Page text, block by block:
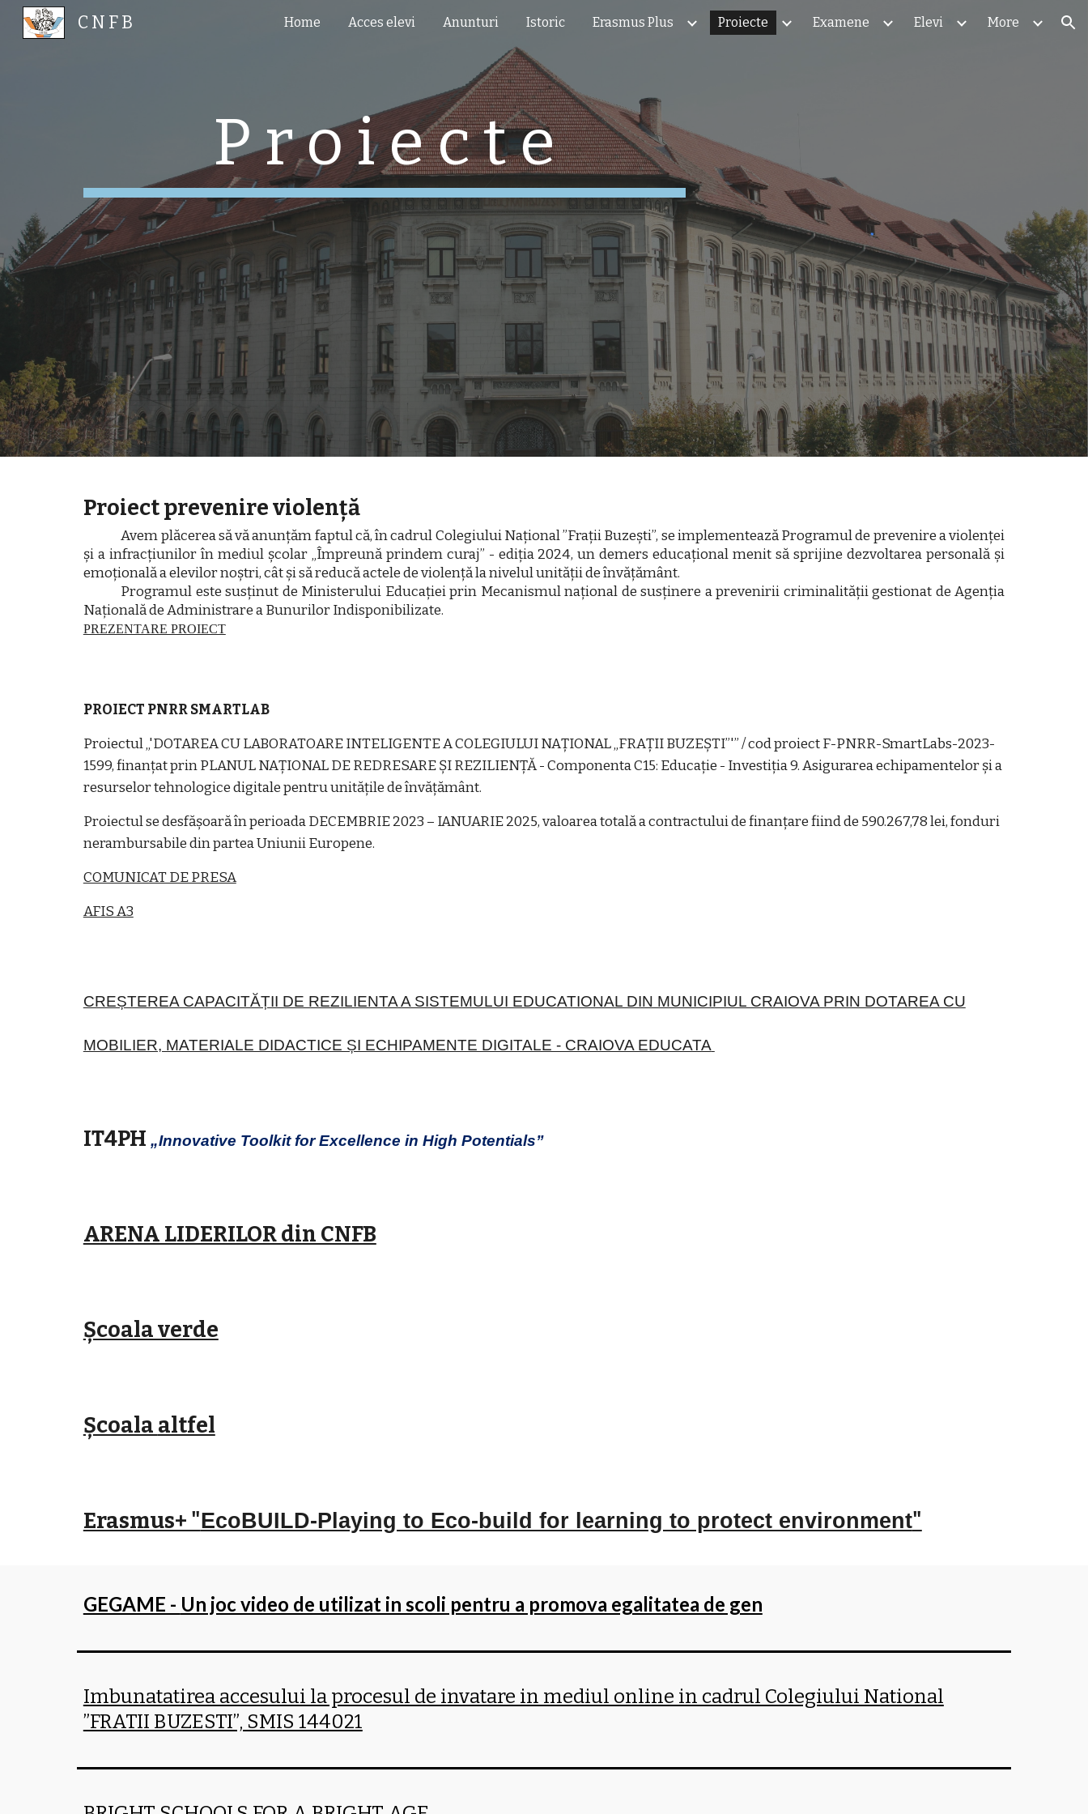
Skip to main content Skip to navigation
C N F B Home Acces elevi Anunturi Istoric Erasmus Plus Proiecte Examene Elevi More
P r o i e c t e
Proiectprevenire violență
Avem plăcerea să vă anunțăm faptul că, în cadrul Colegiului Național ”Frații Buzești”, se implementează Programul de prevenire a violenței
și a infracțiunilor în mediul școlar „Împreună prindem curaj” - ediția 2024, un demers educațional menit să sprijine dezvoltarea personală și
emoțională a elevilor noștri, cât și să reducă actele de violență la nivelul unității de învățământ.
Programul este susținut de Ministerului Educației prin Mecanismul național de susținere a prevenirii criminalității gestionat de Agenția
Națională de Administrare a Bunurilor Indisponibilizate.
PREZENTARE PROIECT
PROIECT PNRR SMARTLAB
Proiectul „'DOTAREA CU LABORATOARE INTELIGENTE A COLEGIULUI NAȚIONAL „FRAȚII BUZEȘTI”'” / cod proiect F-PNRR-SmartLabs-2023-
1599, finanțat prin PLANUL NAȚIONAL DE REDRESARE ȘI REZILIENȚĂ - Componenta C15: Educație - Investiția 9. Asigurarea echipamentelor și a
resurselor tehnologice digitale pentru unitățile de învățământ.
Proiectul se desfășoară în perioada DECEMBRIE 2023 – IANUARIE 2025, valoarea totală a contractului de finanțare fiind de 590.267,78 lei, fonduri
nerambursabile din partea Uniunii Europene.
COMUNICAT DE PRESA
AFIS A3
CREȘTEREA CAPACITĂȚII DE REZILIENTA A SISTEMULUI EDUCATIONAL DIN MUNICIPIUL CRAIOVA PRIN DOTAREA CU
MOBILIER, MATERIALE DIDACTICE ȘI ECHIPAMENTE DIGITALE - CRAIOVA EDUCATA
IT4PH „Innovative Toolkit for Excellence in High Potentials”
ARENA LIDERILOR din CNFB
Școala verde
Școala altfel
Erasmus+ "EcoBUILD-Playing to Eco-build for learning to protect environment"
GEGAME - Un joc video de utilizat in scoli pentru a promova egalitatea de gen
Imbunatatirea accesului la procesul de invatare in mediul online in cadrul Colegiului National
”FRATII BUZESTI”, SMIS 144021